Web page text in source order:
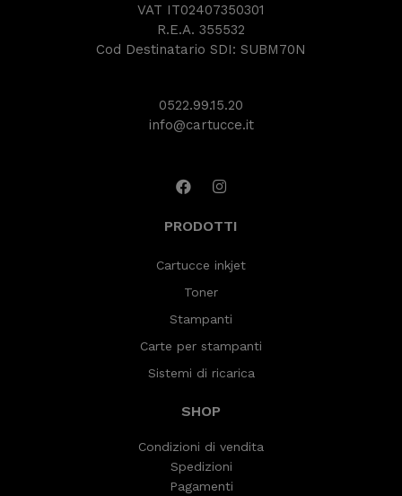
VAT IT02407350301
R.E.A. 355532
Cod Destinatario SDI: SUBM70N
0522.99.15.20
info@cartucce.it
PRODOTTI
Cartucce inkjet
Toner
Stampanti
Carte per stampanti
Sistemi di ricarica
SHOP
Condizioni di vendita
Spedizioni
Pagamenti